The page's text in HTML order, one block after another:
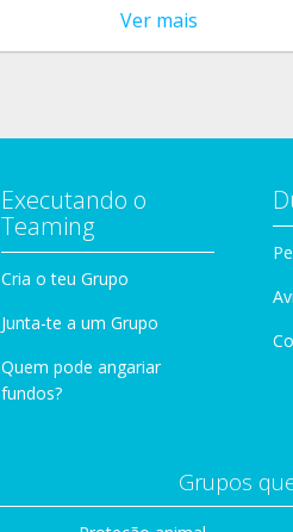
Ver mais
Executando o
Teaming
Cria o teu Grupo
Junta-te a um Grupo
Quem pode angariar
fundos?
Grupos